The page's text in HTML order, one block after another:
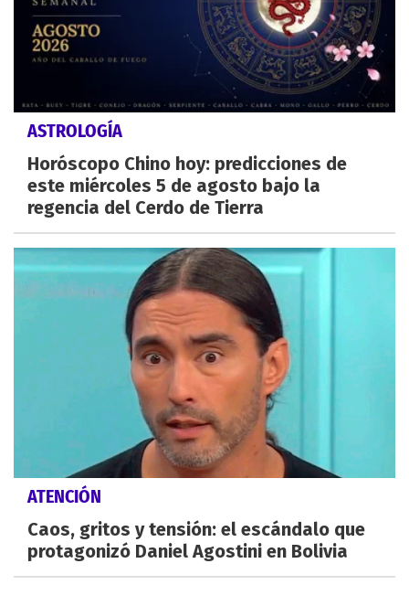
ASTROLOGÍA
Horóscopo Chino hoy: predicciones de
este miércoles 5 de agosto bajo la
regencia del Cerdo de Tierra
ATENCIÓN
Caos, gritos y tensión: el escándalo que
protagonizó Daniel Agostini en Bolivia